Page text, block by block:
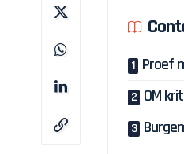
Proef
OM